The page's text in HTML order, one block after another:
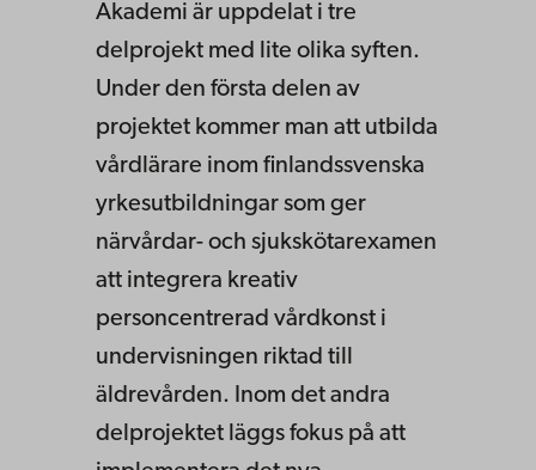
Akademi är uppdelat i tre
delprojekt med lite olika syften.
Under den första delen av
projektet kommer man att utbilda
vårdlärare inom finlandssvenska
yrkesutbildningar som ger
närvårdar- och sjukskötarexamen
att integrera kreativ
personcentrerad vårdkonst i
undervisningen riktad till
äldrevården. Inom det andra
delprojektet läggs fokus på att